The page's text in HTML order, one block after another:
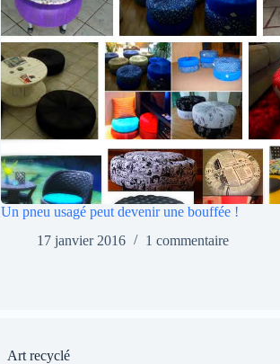
Un pneu usagé peut devenir une bouffée !
17 janvier 2016
1 commentaire
Art recyclé